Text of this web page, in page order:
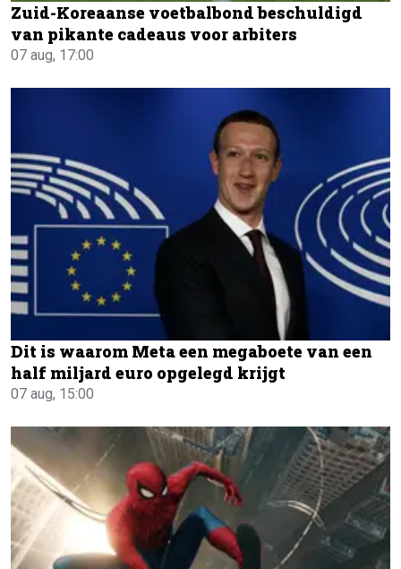
Zuid-Koreaanse voetbalbond beschuldigd
van pikante cadeaus voor arbiters
07 aug, 17:00
Dit is waarom Meta een megaboete van een
half miljard euro opgelegd krijgt
07 aug, 15:00